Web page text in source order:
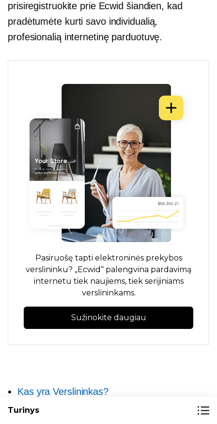
prisiregistruokite prie Ecwid šiandien, kad
pradėtumėte kurti savo individualią,
profesionalią internetinę parduotuvę.
Pasiruošę tapti elektroninės prekybos
verslininku? „Ecwid“ palengvina pardavimą
internetu tiek naujiems, tiek serijiniams
verslininkams.
Sužinokite daugiau
Kas yra Verslininkas?
Kaip tapti el. prekybos verslininku
Turinys